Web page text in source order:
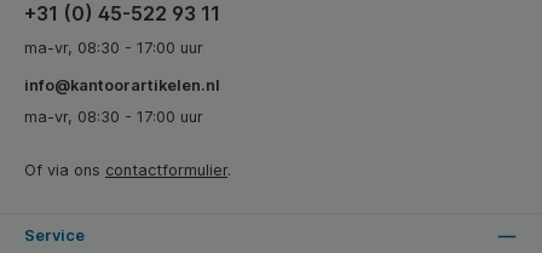
+31 (0) 45-522 93 11
ma-vr, 08:30 - 17:00 uur
info@kantoorartikelen.nl
ma-vr, 08:30 - 17:00 uur
Of via ons contactformulier.
Service